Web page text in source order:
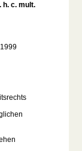
h. c. mult.